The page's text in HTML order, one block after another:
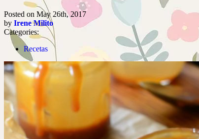
Posted on May 26th, 2017
by Irene Milito
Categories:
Recetas